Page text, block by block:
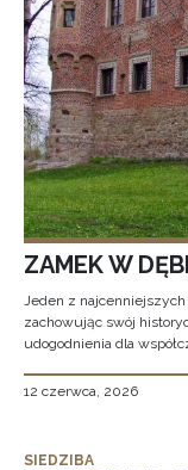
ZAMEK W
Jeden z najcenniejszych
zachowując swój
udogodnienia dla
12 czerwca, 2026
SIEDZIBA